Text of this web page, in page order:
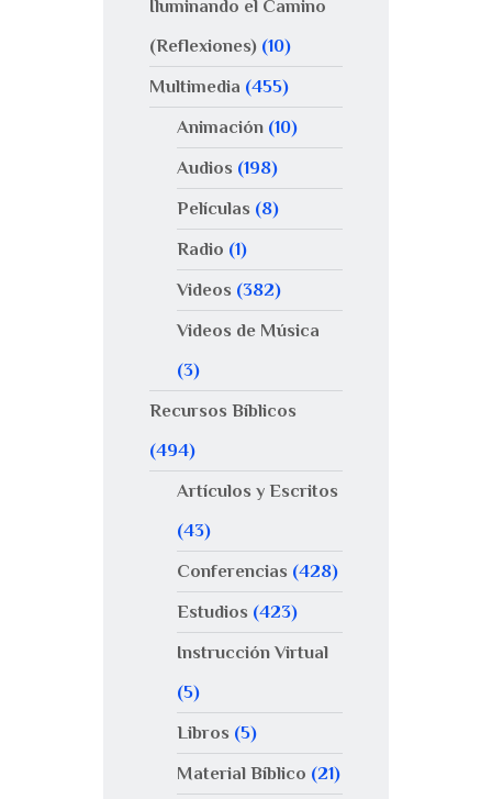
Iluminando el Camino
(Reflexiones) (10)
Multimedia (455)
Animación(10)
Audios (198)
Películas (8)
Radio (1)
Videos (382)
Videos de Música
(3)
Recursos Bíblicos
(494)
Artículos y Escritos
(43)
Conferencias (428)
Estudios (423)
Instrucción Virtual
(5)
Libros (5)
Material Bíblico (21)